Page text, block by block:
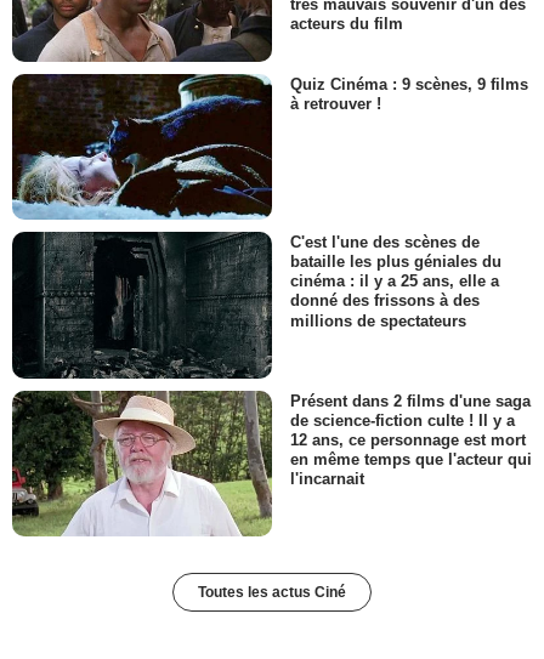
très mauvais souvenir d'un des
acteurs du film
Quiz Cinéma : 9 scènes, 9 films
à retrouver !
C'est l'une des scènes de
bataille les plus géniales du
cinéma : il y a 25 ans, elle a
donné des frissons à des
millions de spectateurs
Présent dans 2 films d'une saga
de science-fiction culte ! Il y a
12 ans, ce personnage est mort
en même temps que l'acteur qui
l'incarnait
Toutes les actus Ciné